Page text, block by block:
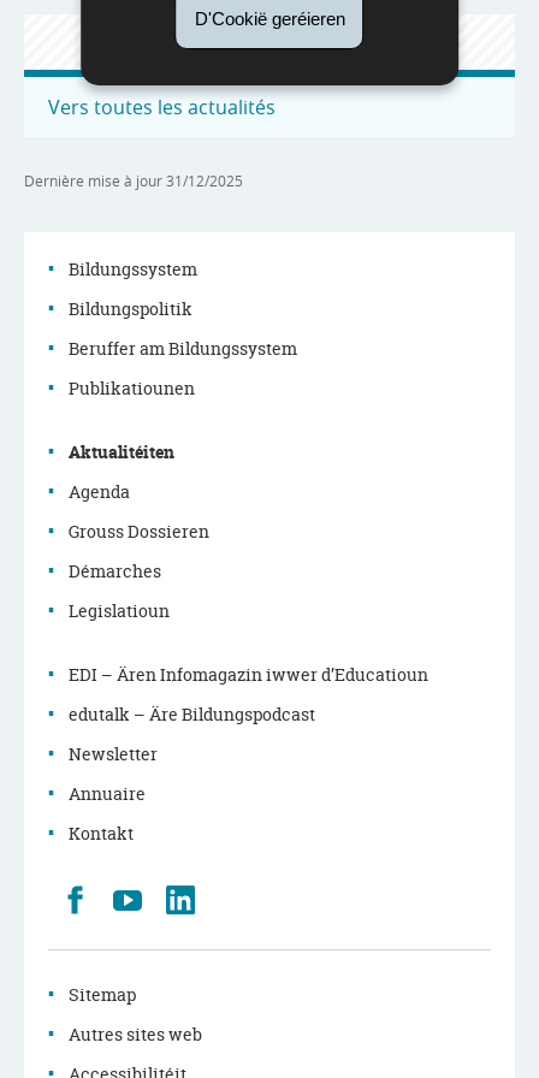
D'Cookië geréieren
ACTUALITÉS
Vers toutes les actualités
Dernière mise à jour31/12/2025
Menu
de
navigation
principale
Bildungssystem
Bildungspolitik
Beruffer am Bildungssystem
Publikatiounen
Aktualitéiten
Agenda
Grouss Dossieren
Démarches
Legislatioun
EDI – Ären Infomagazin iwwer d’Educatioun
edutalk – Äre Bildungspodcast
Newsletter
Annuaire
Kontakt
Retrouvez
nous
Youtube
Sitemap
Autres sites web